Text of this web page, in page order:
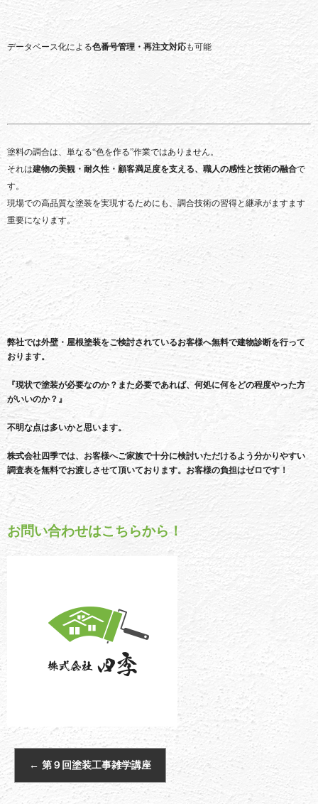
データベース化による色番号管理・ 再注文対応も可能
塗料の調合は、 単なる“色を作る”作業ではありま せん。
それは建物の美観・ 耐久性・ 顧客満足度を支える、職人の感性と技術の融合で
す。
現場での高品質な塗装を実現するために も、 調合技術の習得と 継承がますます
重要になり ます。
弊社では外壁・屋根塗装をご検討されているお客様へ無料で建物診断を行って
おります。
『現状で塗装が必要なのか？また必要であれば、何処に何をどの程度やった方
がいいのか？』
不明な点は多いかと思います。
株式会社四季では、お客様へご家族で十分に検討いただけるよう分かりやすい
調査表を無料でお渡しさせて頂いております。お客様の負担はゼロです！
お問い合わせはこちらから！
← 第９回塗装工事雑学講座